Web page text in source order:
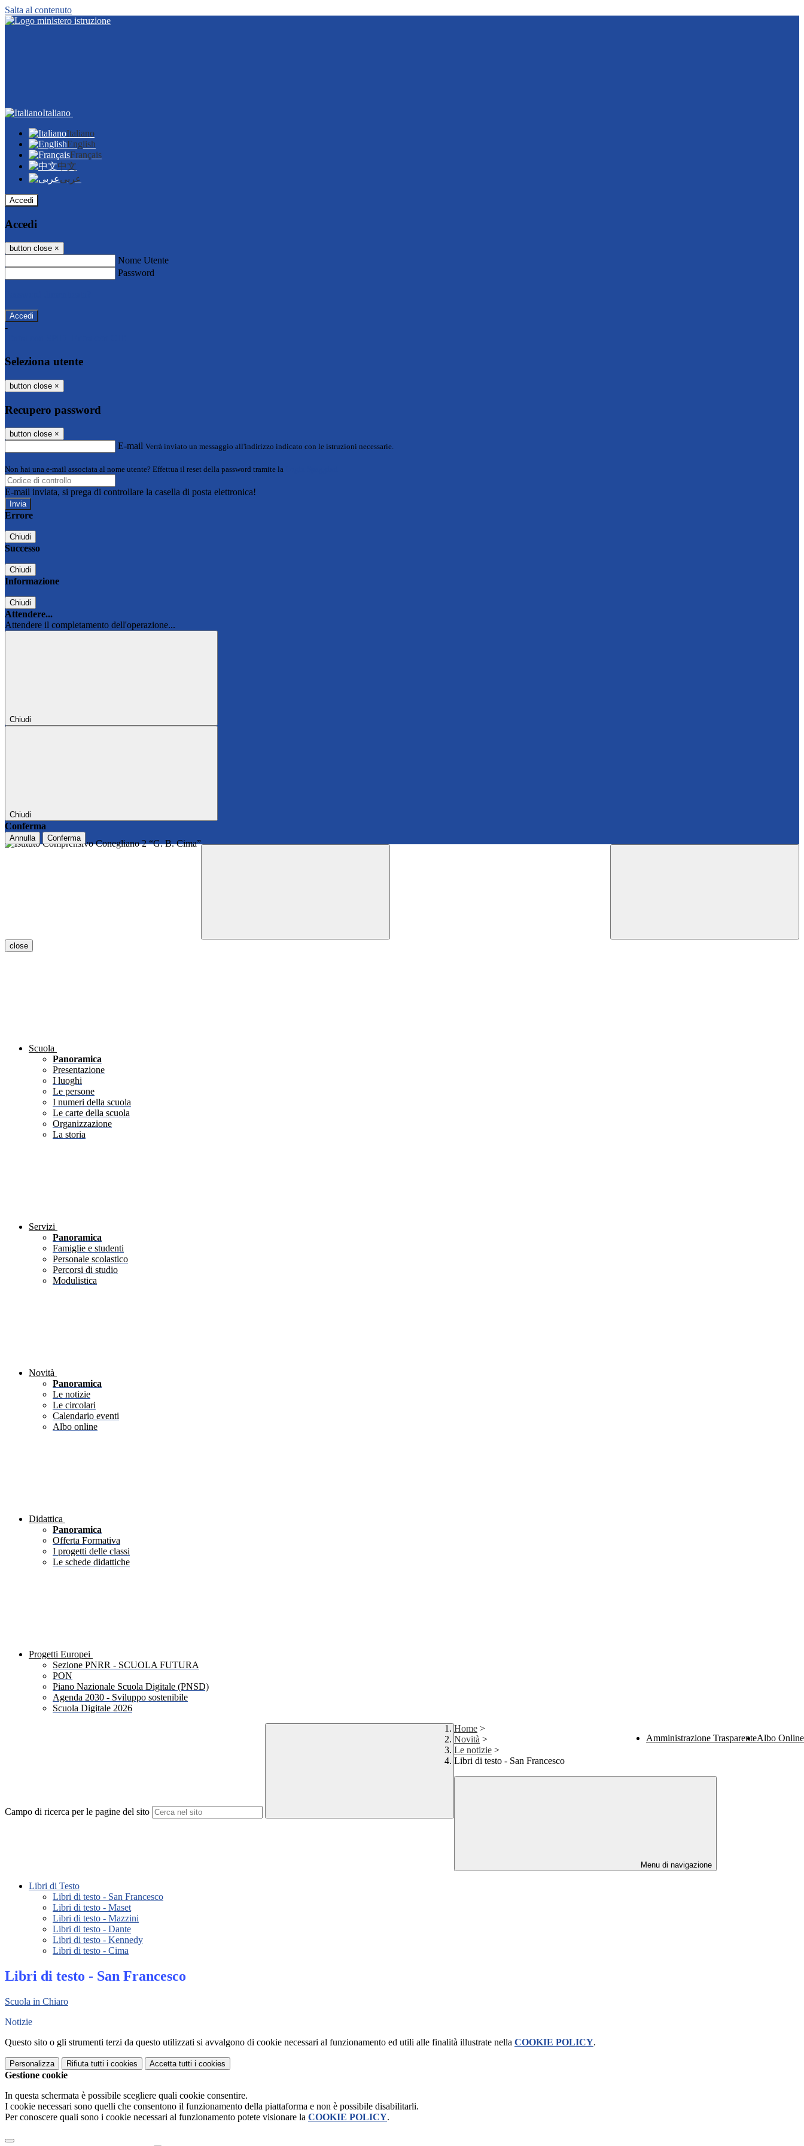
Salta al contenuto
Italiano
Italiano
English
Français
中文
عربى
Accedi
Accedi
button close ×
Nome Utente
Password
-
Seleziona utente
button close ×
Recupero password
button close ×
E-mail Verrà inviato un messaggio all'indirizzo indicato con le istruzioni necessarie.
Non hai una e-mail associata al nome utente? Effettua il reset della password tramite la
E-mail inviata, si prega di controllare la casella di posta elettronica!
Errore
Chiudi
Successo
Chiudi
Informazione
Chiudi
Attendere...
Attendere il completamento dell'operazione...
Chiudi
Chiudi
Conferma
Annulla Conferma
close
Scuola
Panoramica
Presentazione
I luoghi
Le persone
I numeri della scuola
Le carte della scuola
Organizzazione
La storia
Servizi
Panoramica
Famiglie e studenti
Personale scolastico
Percorsi di studio
Modulistica
Novità
Panoramica
Le notizie
Le circolari
Calendario eventi
Albo online
Didattica
Panoramica
Offerta Formativa
I progetti delle classi
Le schede didattiche
Progetti Europei
Sezione PNRR - SCUOLA FUTURA
PON
Piano Nazionale Scuola Digitale (PNSD)
Agenda 2030 - Sviluppo sostenibile
Scuola Digitale 2026
Amministrazione TrasparenteAlbo Online
Campo di ricerca per le pagine del sito
Home >
Novità >
Le notizie >
Libri di testo - San Francesco
Menu di navigazione
Libri di Testo
Libri di testo - San Francesco
Libri di testo - Maset
Libri di testo - Mazzini
Libri di testo - Dante
Libri di testo - Kennedy
Libri di testo - Cima
Libri di testo - San Francesco
Scuola in Chiaro
Notizie
Questo sito o gli strumenti terzi da questo utilizzati si avvalgono di cookie necessari al funzionamento ed utili alle finalità illustrate nella COOKIE POLICY.
Personalizza Rifiuta tutti i cookies Accetta tutti i cookies
Gestione cookie
In questa schermata è possibile scegliere quali cookie consentire.
I cookie necessari sono quelli che consentono il funzionamento della piattaforma e non è possibile disabilitarli.
Per conoscere quali sono i cookie necessari al funzionamento potete visionare la COOKIE POLICY.